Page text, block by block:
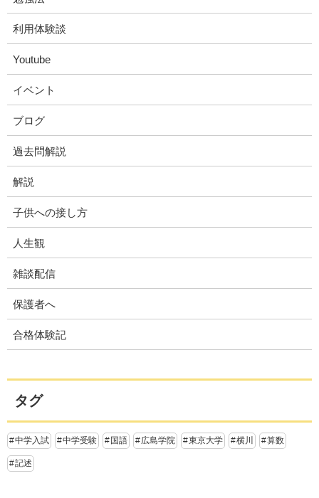
利用体験談
Youtube
イベント
ブログ
過去問解説
解説
子供への接し方
人生観
雑談配信
保護者へ
合格体験記
タグ
中学入試 中学受験 国語 広島学院 東京大学 横川 算数
記述